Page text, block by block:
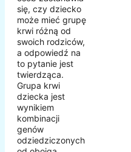
się, czy dziecko
może mieć grupę
krwi różną od
swoich rodziców,
a odpowiedź na
to pytanie jest
twierdząca.
Grupa krwi
dziecka jest
wynikiem
kombinacji
genów
odziedziczonych